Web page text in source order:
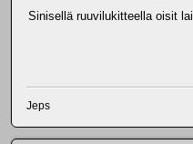
Sinisellä ruuvilukitteella oisit
Jeps